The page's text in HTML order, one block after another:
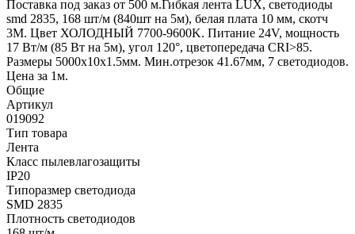
Поставка под заказ от 500 м.Гибкая лента LUX, светодиоды
smd 2835, 168 шт/м (840шт на 5м), белая плата 10 мм, скотч
3М. Цвет ХОЛОДНЫЙ 7700-9600K. Питание 24V, мощность
17 Вт/м (85 Вт на 5м), угол 120°, цветопередача CRI>85.
Размеры 5000х10x1.5мм. Мин.отрезок 41.67мм, 7 светодиодов.
Цена за 1м.
Общие
Артикул
019092
Тип товара
Лента
Класс пылевлагозащиты
IP20
Типоразмер светодиода
SMD 2835
Плотность светодиодов